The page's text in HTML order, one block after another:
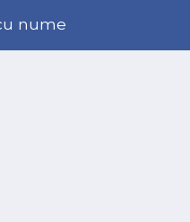
nume